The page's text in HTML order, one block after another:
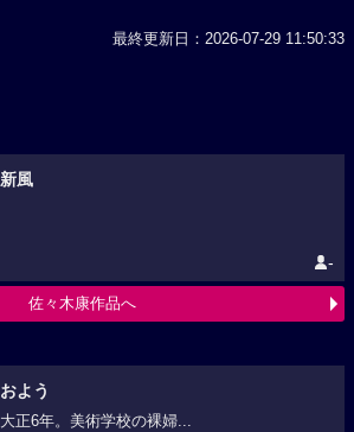
最終更新日：2026-07-29 11:50:33
新風
-
佐々木康作品へ
およう
大正6年。美術学校の裸婦...